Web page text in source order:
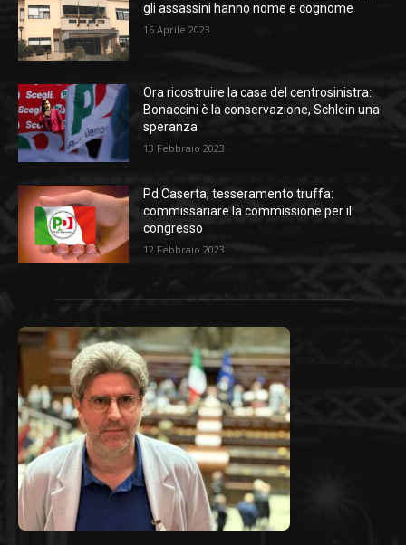
gli assassini hanno nome e cognome
16 Aprile 2023
Ora ricostruire la casa del centrosinistra:
Bonaccini è la conservazione, Schlein una
speranza
13 Febbraio 2023
Pd Caserta, tesseramento truffa:
commissariare la commissione per il
congresso
12 Febbraio 2023